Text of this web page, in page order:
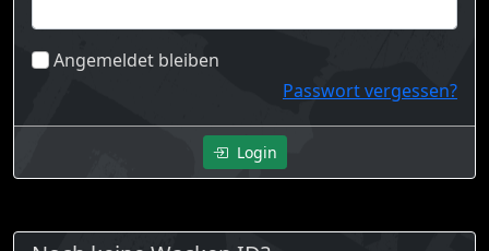
Angemeldet bleiben
Passwort vergessen?
Login